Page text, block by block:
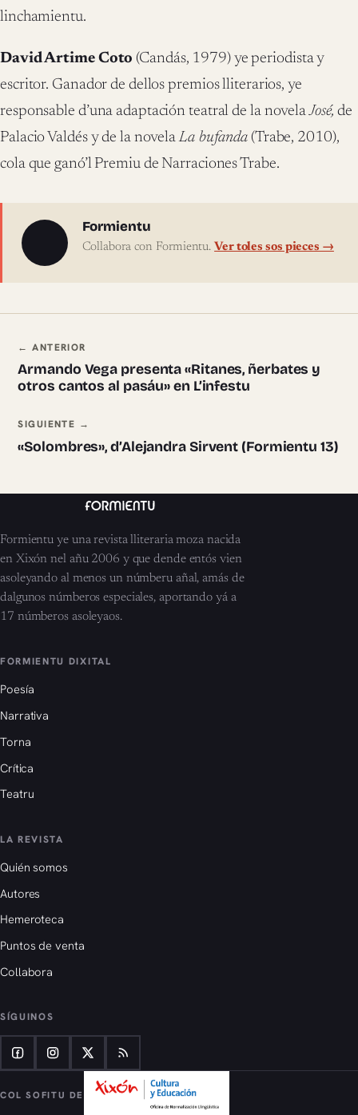
linchamientu.
David Artime Coto (Candás, 1979) ye periodista y
escritor. Ganador de dellos premios lliterarios, ye
responsable d’una adaptación teatral de la novelaJosé, de
Palacio Valdés y de la novelaLa bufanda (Trabe, 2010),
cola que ganó’l Premiu de Narraciones Trabe.
Sobre l'autor
Formientu
Collabora con Formientu. Ver toles sos pieces →
Navegación ente pieces
← ANTERIOR
Armando Vega presenta «Ritanes, ñerbates y
otros cantos al pasáu» en L’infestu
SIGUIENTE →
«Solombres», d’Alejandra Sirvent (Formientu 13)
Formientu ye una revista lliteraria moza nacida
en Xixón nel añu 2006 y que dende entós vien
asoleyando al menos un númberu añal, amás de
dalgunos númberos especiales, aportando yá a
17 númberos asoleyaos.
FORMIENTU DIXITAL
Poesía
Narrativa
Torna
Crítica
Teatru
LA REVISTA
Quién somos
Autores
Hemeroteca
Puntos de venta
Collabora
SÍGUINOS
COL SOFITU DE